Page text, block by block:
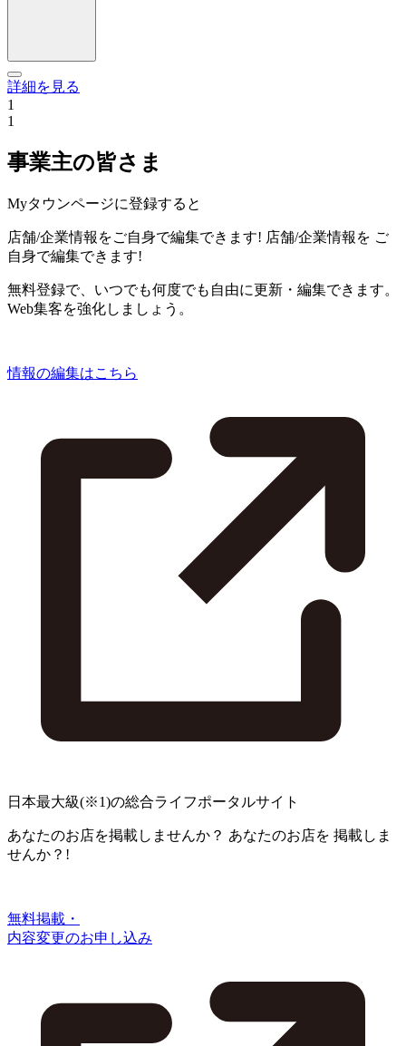
詳細を見る
1
1
事業主の皆さま
Myタウンページに登録すると
店舗/企業情報をご自身で編集できます! 店舗/企業情報を ご
自身で編集できます!
無料登録で、いつでも何度でも自由に更新・編集できます。
Web集客を強化しましょう。
情報の編集はこちら
日本最大級(※1)の総合ライフポータルサイト
あなたのお店を掲載しませんか？ あなたのお店を 掲載しま
せんか？!
無料掲載・
内容変更のお申し込み